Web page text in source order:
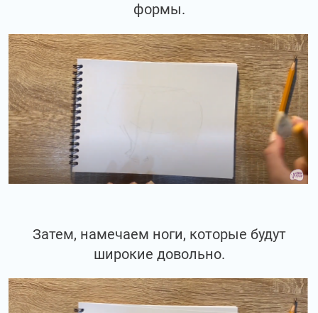
формы.
Затем, намечаем ноги, которые будут
широкие довольно.